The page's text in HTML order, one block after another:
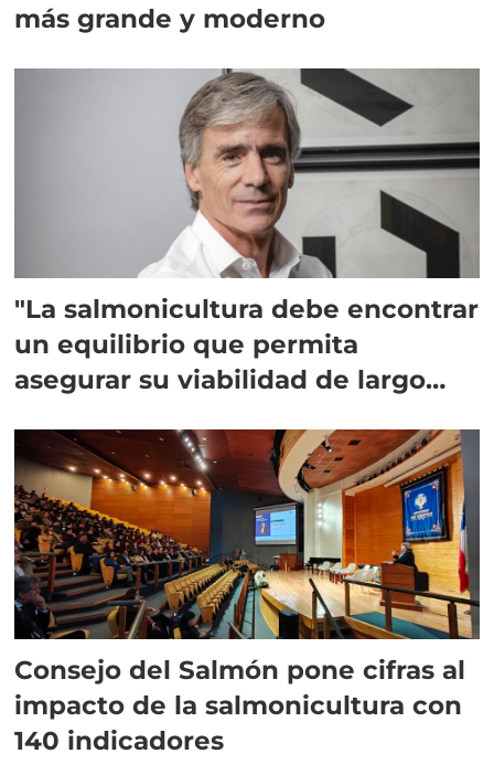
más grande y moderno
"La salmonicultura debe encontrar
un equilibrio que permita
asegurar su viabilidad de largo
Consejo del Salmón pone cifras al
impacto de la salmonicultura con
140 indicadores